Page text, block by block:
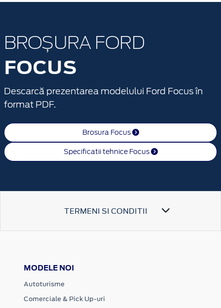
BROȘURA FORD
FOCUS
Descarcă prezentarea modelului Ford Focus în
format PDF.
Brosura Focus
Specificatii tehnice Focus
TERMENI SI CONDITII
MODELE NOI
Autoturisme
Comerciale & Pick Up-uri